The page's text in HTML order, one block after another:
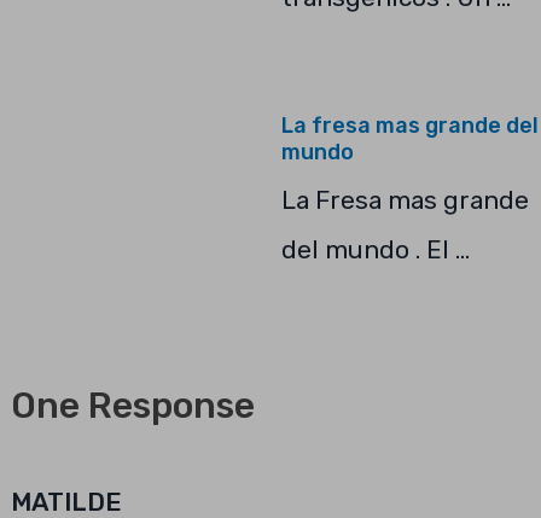
La fresa mas grande del
mundo
La Fresa mas grande
del mundo . El …
One Response
MATILDE